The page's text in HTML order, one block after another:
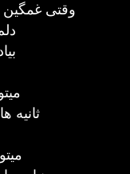
وقتی غمگین
ثانیه